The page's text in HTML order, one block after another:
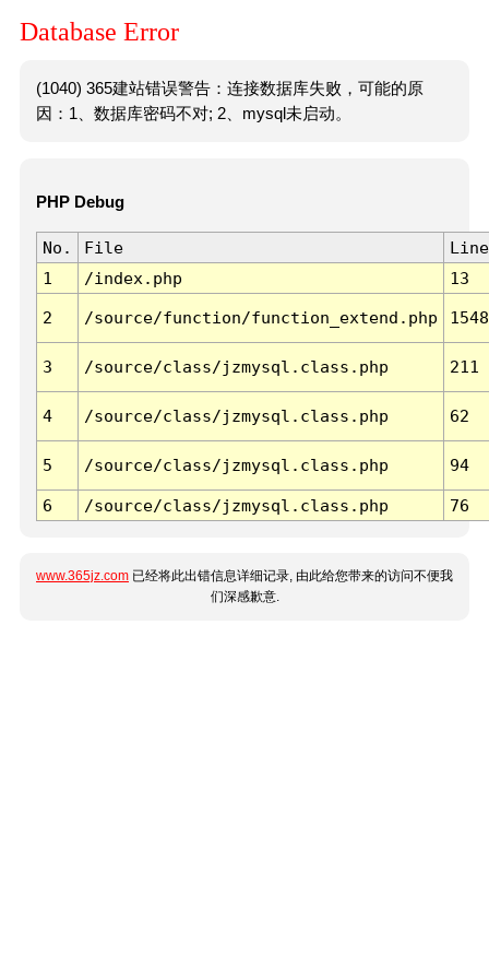
Database Error
(1040) 365建站错误警告：连接数据库失败，可能的原
因：1、数据库密码不对; 2、mysql未启动。
PHP Debug
No. File
Line
1
/index.php 13
2 /source/function/function_extend.php 1548
3 /source/class/jzmysql.class.php 211
4 /source/class/jzmysql.class.php 62
5 /source/class/jzmysql.class.php 94
6 /source/class/jzmysql.class.php 76
www.365jz.com 已经将此出错信息详细记录, 由此给您带来的访问不便我
们深感歉意.